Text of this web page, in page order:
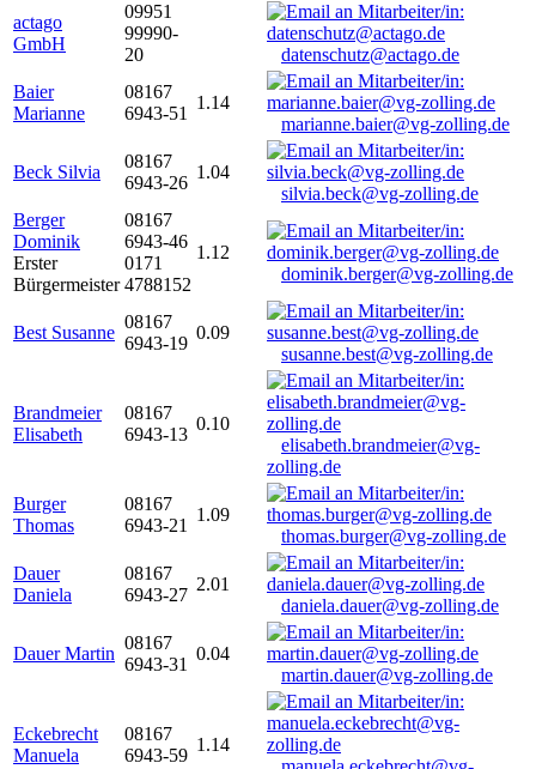
actago
GmbH
09951
99990-
20
datenschutz@actago.de
Baier
Marianne
08167
6943-51
1.14
marianne.baier@vg-zolling.de
Beck Silvia
08167
6943-26
1.04
silvia.beck@vg-zolling.de
Berger
Dominik
Erster
Bürgermeister
08167
6943-46
0171
4788152
1.12
dominik.berger@vg-zolling.de
Best Susanne
08167
6943-19
0.09
susanne.best@vg-zolling.de
Brandmeier
Elisabeth
08167
6943-13
0.10
elisabeth.brandmeier@vg-
zolling.de
Burger
Thomas
08167
6943-21
1.09
thomas.burger@vg-zolling.de
Dauer
Daniela
08167
6943-27
2.01
daniela.dauer@vg-zolling.de
Dauer Martin
08167
6943-31
0.04
martin.dauer@vg-zolling.de
Eckebrecht
Manuela
08167
6943-59
1.14